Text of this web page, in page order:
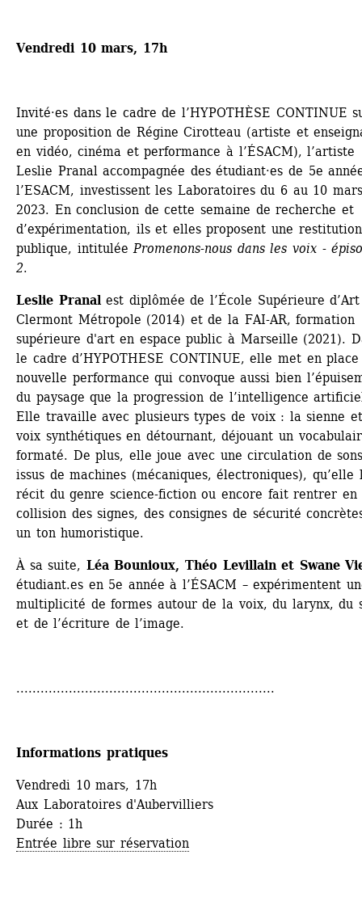
Vendredi 10 mars, 17h
Invité·es dans le cadre de l’HYPOTHÈSE CONTINUE
une proposition de Régine Cirotteau (artiste et
en vidéo, cinéma et performance à l’ÉSACM), l’artiste
Leslie Pranal accompagnée des étudiant·es de 5e
l’ESACM, investissent les Laboratoires du 6 au 10 mars
2023. En conclusion de cette semaine de recherche et
d’expérimentation, ils et elles proposent une restitution
publique, intitulée Promenons-nous dans les voix -
2.
Leslie Pranalest diplômée de l’École Supérieure
Clermont Métropole (2014) et de la FAI-AR, formation
supérieure d'art en espace public à Marseille (2021).
le cadre d’HYPOTHESE CONTINUE, elle met en
nouvelle performance qui convoque aussi bien
du paysage que la progression de l’intelligence
Elle travaille avec plusieurs types de voix : la sienne
voix synthétiques en détournant, déjouant un
formaté. De plus, elle joue avec une circulation de
issus de machines (mécaniques, électroniques), qu’elle
récit du genre science-fiction ou encore fait rentrer en
collision des signes, des consignes de sécurité
un ton humoristique.
À sa suite, Léa Bounioux, Théo Levillain et Swane
étudiant.es en 5e année à l’ÉSACM – expérimentent
multiplicité de formes autour de la voix, du larynx, du
et de l’écriture de l’image.
................................................................
Informations pratiques
Vendredi 10 mars, 17h
Aux Laboratoires d'Aubervilliers
Durée : 1h
Entrée libre sur réservation